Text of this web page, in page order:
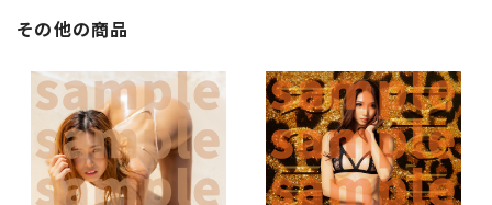
その他の商品